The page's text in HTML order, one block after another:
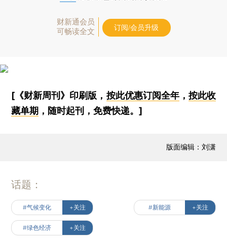
财新通会员
可畅读全文
订阅/会员升级
[《财新周刊》印刷版， 按此优惠订阅全年， 按此收
藏单期 ，随时起刊，免费快递。]
版面编辑：刘潇
话题：
#气候变化 +关注 #新能源 +关注
#绿色经济 +关注